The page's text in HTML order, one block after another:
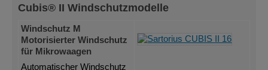
Cubis® II Windschutzmodelle
Windschutz M
Motorisierter Windschutz
für Mikrowaagen
Automatischer Windschutz